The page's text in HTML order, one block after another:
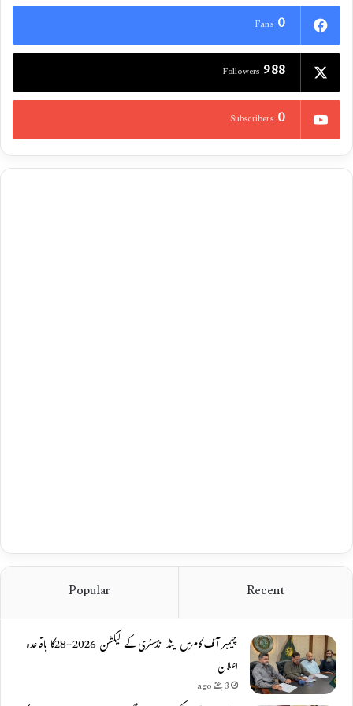
0
Fans
988
Followers
0
Subscribers
Recent
Popular
چیمبر آف کامرس اینڈ انڈسٹری کے الیکشن 2026-28کا باقاعدہ
اعلان
3 ہفتے ago